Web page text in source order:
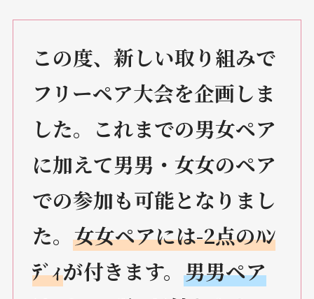
この度、新しい取り組みで
フリーペア大会を企画しま
した。これまでの男女ペア
に加えて男男・女女のペア
での参加も可能となりまし
た。 女女ペアには-2点のﾊﾝ
ﾃﾞｨが付きます。 男男ペア